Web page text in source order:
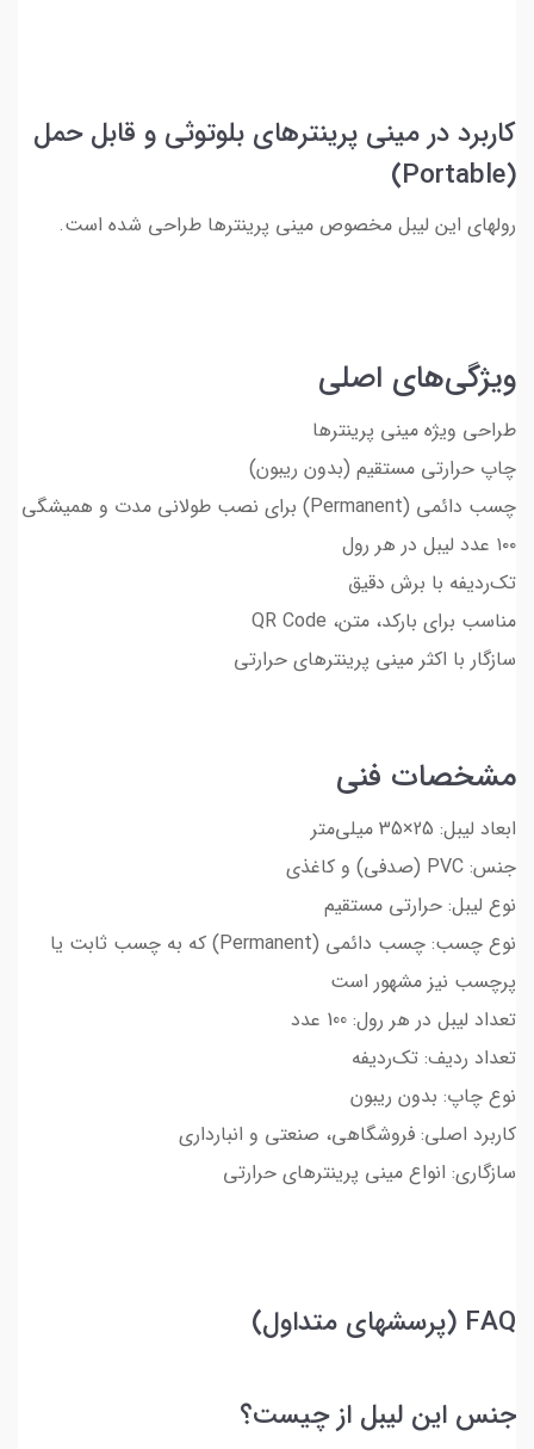
کاربرد در مینی پرینترهای بلوتوثی و قابل حمل
(Portable)
رولهای این لیبل مخصوص مینی پرینترها طراحی شده است.
ویژگی‌های اصلی
طراحی ویژه مینی پرینترها
چاپ حرارتی مستقیم (بدون ریبون)
چسب دائمی (Permanent) برای نصب طولانی مدت و همیشگی
۱۰۰ عدد لیبل در هر رول
تک‌ردیفه با برش دقیق
مناسب برای بارکد، متن، QR Code
سازگار با اکثر مینی پرینترهای حرارتی
مشخصات فنی
ابعاد لیبل: 25×35 میلی‌متر
جنس: PVC (صدفی) و کاغذی
نوع لیبل: حرارتی مستقیم
نوع چسب: ‌چسب دائمی (Permanent) که به چسب ثابت یا
پرچسب نیز مشهور است
تعداد لیبل در هر رول: 100 عدد
تعداد ردیف: تک‌ردیفه
نوع چاپ: بدون ریبون
کاربرد اصلی: فروشگاهی، صنعتی و انبارداری
سازگاری: انواع مینی پرینترهای حرارتی
FAQ (پرسشهای متداول)
جنس این لیبل از چیست؟